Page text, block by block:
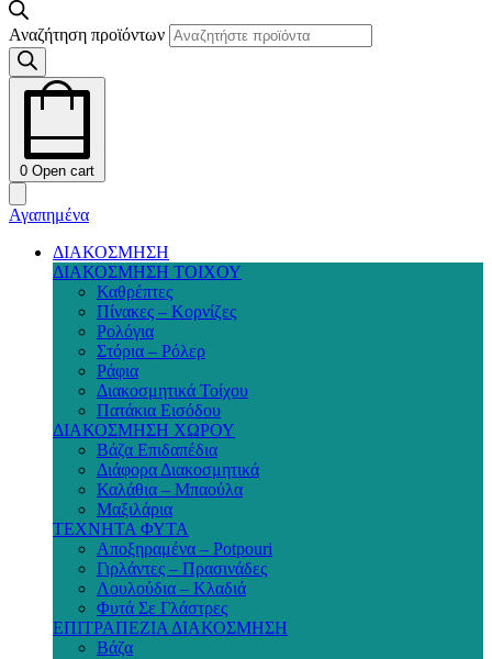
Αναζήτηση προϊόντων
0 Open cart
Αγαπημένα
ΔΙΑΚΟΣΜΗΣΗ
ΔΙΑΚΟΣΜΗΣΗ ΤΟΙΧΟΥ
Καθρέπτες
Πίνακες – Κορνίζες
Ρολόγια
Στόρια – Ρόλερ
Ράφια
Διακοσμητικά Τοίχου
Πατάκια Εισόδου
ΔΙΑΚΟΣΜΗΣΗ ΧΩΡΟΥ
Βάζα Επιδαπέδια
Διάφορα Διακοσμητικά
Καλάθια – Μπαούλα
Μαξιλάρια
ΤΕΧΝΗΤΑ ΦΥΤΑ
Αποξηραμένα – Potpouri
Γιρλάντες – Πρασινάδες
Λουλούδια – Κλαδιά
Φυτά Σε Γλάστρες
ΕΠΙΤΡΑΠΕΖΙΑ ΔΙΑΚΟΣΜΗΣΗ
Βάζα